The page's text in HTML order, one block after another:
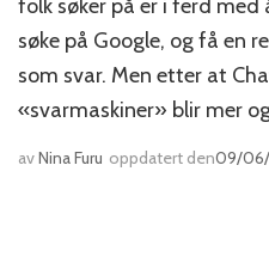
folk søker på er i ferd med
søke på Google, og få en
som svar. Men etter at
«svarmaskiner» blir mer
avNina Furu oppdatert den09/